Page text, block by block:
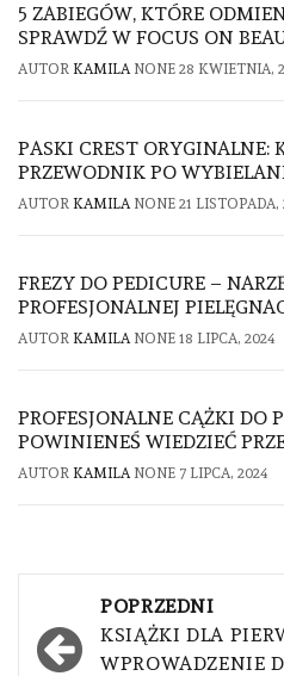
5 ZABIEGÓW, KTÓRE
SPRAWDŹ W FOCUS ON
AUTOR KAMILA NONE 28 KWIETNIA,
PASKI CREST ORYGINALNE:
PRZEWODNIK PO
AUTOR KAMILA NONE 21 LISTOPADA,
FREZY DO PEDICURE –
PROFESJONALNEJ
AUTOR KAMILA NONE 18 LIPCA, 2024
PROFESJONALNE CĄŻKI DO
POWINIENEŚ WIEDZIEĆ
AUTOR KAMILA NONE 7 LIPCA, 2024
Nawigacja
wpisu
POPRZEDNI
KSIĄŻKI DLA
WPROWADZENIE